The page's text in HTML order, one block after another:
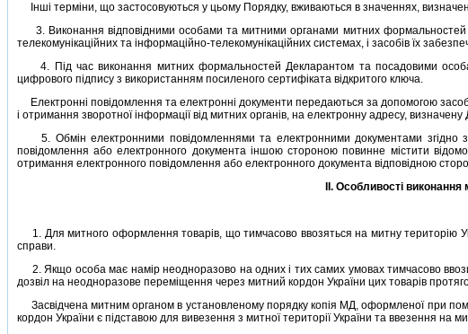
Iншi термiни, що застосовуються у цьому Порядку, вживаються в значеннях,
3. Виконання вiдповiдними особами та митними органами митних формальностей
телекомунiкацiйних та iнформацiйно-телекомунiкацiйних системах, i засобiв їх
4. Пiд час виконання митних формальностей Декларантом та посадовими
цифрового пiдпису з використанням посиленого сертифiката вiдкритого ключа.
Електроннi повiдомлення та електроннi документи передаються за допомогою
i отримання зворотної iнформацiї вiд митних органiв, на електронну адресу,
5. Обмiн електронними повiдомленнями та електронними документами згiдно
повiдомлення або електронного документа iншою стороною повинне мiстити
отримання електронного повiдомлення або електронного документа вiдповiдною
II. Особливостi
1. Для митного оформлення товарiв, що тимчасово ввозяться на митну територiю
справи.
2. Якщо особа має намiр неодноразово на одних i тих самих умовах тимчасово
дозвiл на неодноразове перемiщення через митний кордон України цих товарiв
Засвiдчена митним органом в установленому порядку копiя МД, оформленої при
кордон України є пiдставою для вивезення з митної територiї України та ввезення